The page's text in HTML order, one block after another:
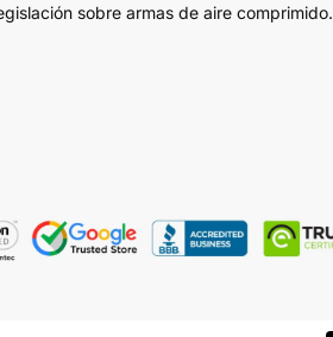
sobre armas de aire comprimido.